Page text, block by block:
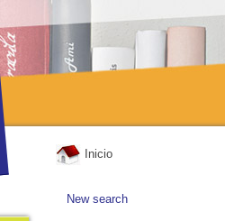
Inicio
New search